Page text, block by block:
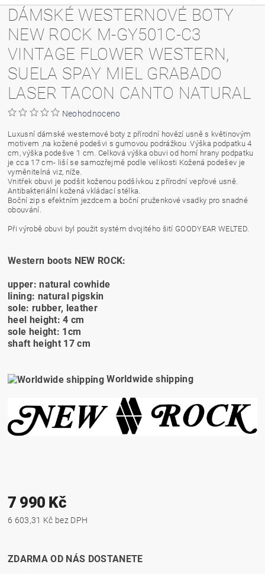
DÁMSKÉ WESTERNOVÉ BOTY
NEW ROCK M-GY501C-C3
VINTAGE FLOWER WESTERN,
SUELA SPAY MIEL GRABADO
LASER TACON CANTO NATURAL
Neohodnoceno
Luxusní dámské westernové boty z přírodní hovězí usně s květinovým
motivem ,na kožené podešvi s gumovou podrážkou .Výška podpatku 4
cm, výška podešve 1 cm. Celková výška obuvi od horní hrany podpatku
je cca 17 cm- liší se samozřejmě podle velikosti Kožená podešev je
vyměnitelná viz, níže.
Vnitřek obuvi je podšit koženou podšívkou z přírodní vepřové usně.
Antibakteriální kožená vkládací stélka.
Boční zip s efektním jezdcem a boční pruženkové vsadky pro snadné
obouvání.
Při výrobě obuvi byl použit systém dvojitého šití GOODYEAR WELTED.
Western boots NEW ROCK:
upper: natural cowhide
lining: natural pigskin
sole: rubber, leather
heel height: 4 cm
sole height: 1cm
shaft height 17 cm
Worldwide shipping
7 990 Kč
6 603,31 Kč bez DPH
ZDARMA OD NÁS DOSTANETE